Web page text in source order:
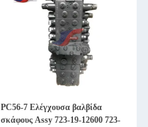
PC56-7 Ελέγχουσα βαλβίδα
σκάφους Assy 723-19-12600 723-